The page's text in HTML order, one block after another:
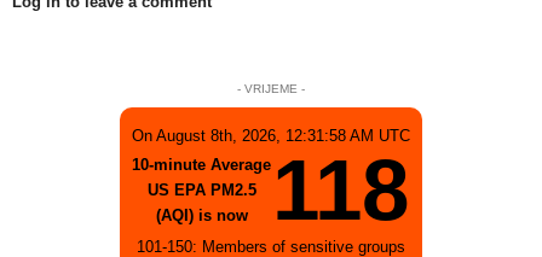
- VRIJEME -
On August 8th, 2026, 12:31:58 AM UTC
10-minute Average
US EPA PM2.5
(AQI) is now
118
101-150: Members of sensitive groups